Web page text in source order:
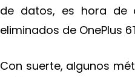
de datos, es hora de
eliminados de OnePlus
Con suerte, algunos